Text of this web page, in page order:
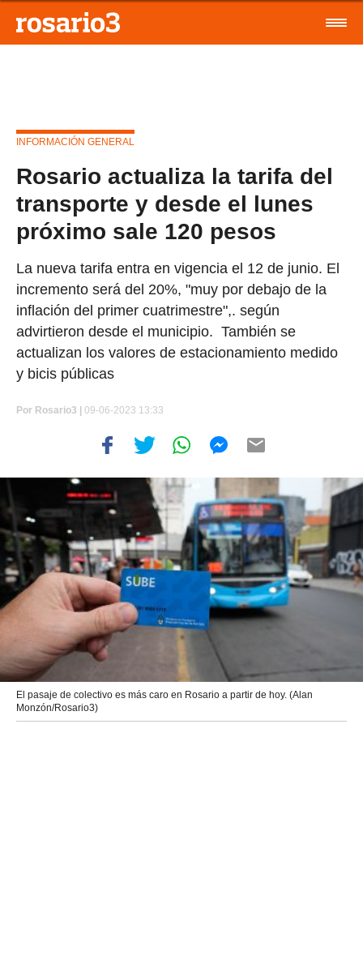
INFORMACIÓN GENERAL
Rosario actualiza la tarifa del
transporte y desde el lunes
próximo sale 120 pesos
La nueva tarifa entra en vigencia el 12 de junio. El
incremento será del 20%, "muy por debajo de la
inflación del primer cuatrimestre",. según
advirtieron desde el municipio. También se
actualizan los valores de estacionamiento medido
y bicis públicas
Por Rosario3 | 09-06-2023 13:33
El pasaje de colectivo es más caro en Rosario a partir de hoy. (Alan
Monzón/Rosario3)